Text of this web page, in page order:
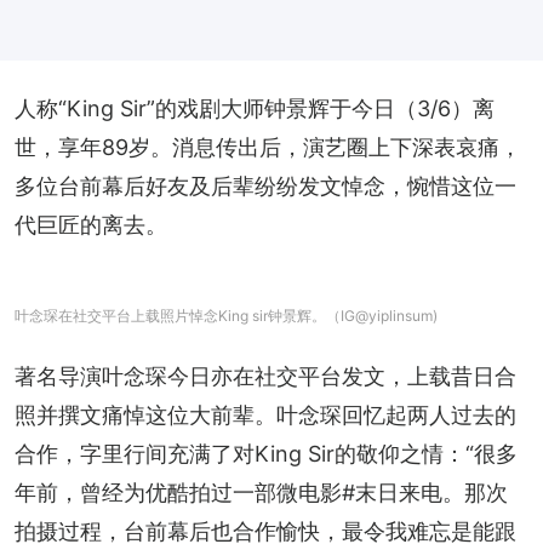
人称“King Sir”的戏剧大师钟景辉于今日（3/6）离
世，享年89岁。消息传出后，演艺圈上下深表哀痛，
多位台前幕后好友及后辈纷纷发文悼念，惋惜这位一
代巨匠的离去。
叶念琛在社交平台上载照片悼念King sir钟景辉。（IG@yiplinsum)
著名导演叶念琛今日亦在社交平台发文，上载昔日合
照并撰文痛悼这位大前辈。叶念琛回忆起两人过去的
合作，字里行间充满了对King Sir的敬仰之情：“很多
年前，曾经为优酷拍过一部微电影#末日来电。那次
拍摄过程，台前幕后也合作愉快，最令我难忘是能跟